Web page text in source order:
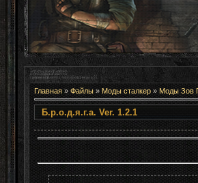
Главная» Файлы» Моды сталкер» Моды Зов